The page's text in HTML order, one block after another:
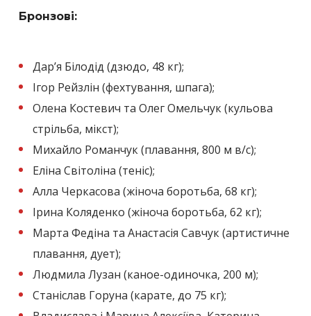
Бронзові:
Дар’я Білодід (дзюдо, 48 кг);
Ігор Рейзлін (фехтування, шпага);
Олена Костевич та Олег Омельчук (кульова
стрільба, мікст);
Михайло Романчук (плавання, 800 м в/с);
Еліна Світоліна (теніс);
Алла Черкасова (жіноча боротьба, 68 кг);
Ірина Коляденко (жіноча боротьба, 62 кг);
Марта Федіна та Анастасія Савчук (артистичне
плавання, дует);
Людмила Лузан (каное-одиночка, 200 м);
Станіслав Горуна (карате, до 75 кг);